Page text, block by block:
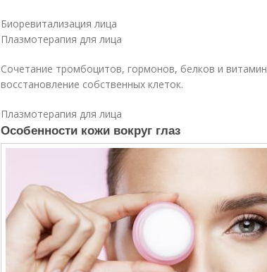
Биоревитализация лица
Плазмотерапия для лица
Сочетание тромбоцитов, гормонов, белков и
восстановление собственных клеток.
Плазмотерапия для лица
Особенности кожи вокруг глаз